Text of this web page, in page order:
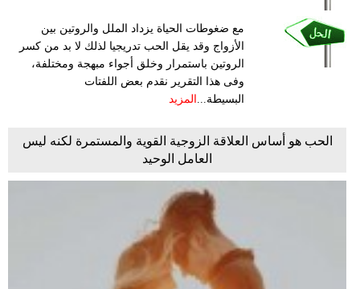
مع ضغوطات الحياة يزداد الملل والروتين بين
الأزواج وقد يقل الحب تدريجيا لذلك لا بد من كسر
الروتين باستمرار وخلق أجواء مبهجة ومختلفة،
وفى هذا التقرير نقدم بعض اللفتات
البسيطة... المزيد
الحب هو أساس العلاقة الزوجية القوية والمستمرة لكنه ليس
العامل الوحيد